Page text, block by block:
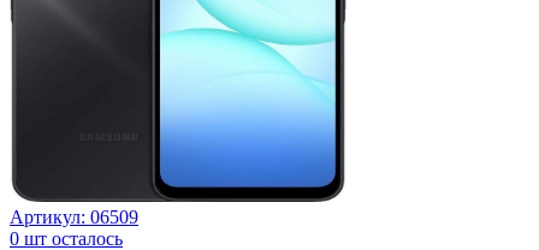
Артикул: 06509
0 шт осталось